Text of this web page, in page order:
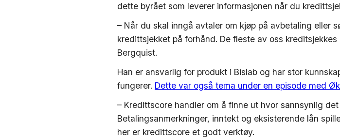
dette byrået som leverer informasjonen når du
– Når du skal inngå avtaler om kjøp på avbetaling eller
kredittsjekket på forhånd. De fleste av oss
Bergquist.
Han er ansvarlig for produkt i Bislab og har stor
fungerer. Dette var også tema under en episode med
– Kredittscore handler om å finne ut hvor sannsynlig
Betalingsanmerkninger, inntekt og eksisterende lån
her er kredittscore et godt verktøy.